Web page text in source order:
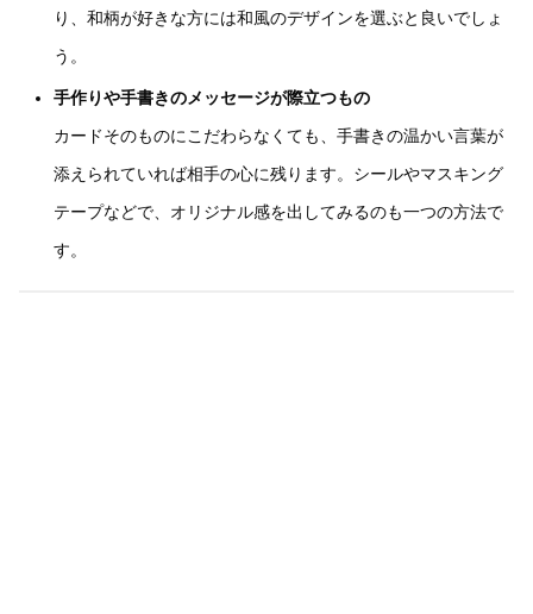
り、和柄が好きな方には和風のデザインを選ぶと良いでしょ
う。
手作りや手書きのメッセージが際立つもの
カードそのものにこだわらなくても、手書きの温かい言葉が
添えられていれば相手の心に残ります。シールやマスキング
テープなどで、オリジナル感を出してみるのも一つの方法で
す。